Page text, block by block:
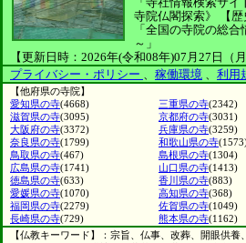
寺院仏閣探索》
【
「全国の寺院の総
～」
【更新日時：2026年(令和08年)07月27日（
プライバシー・ポリシー 、 稼働環境 、 利用
【他府県の寺院】
愛知県の寺(4668) 三重県の寺(2342)
滋賀県の寺(3095) 京都府の寺(3031)
大阪府の寺(3372) 兵庫県の寺(3259)
奈良県の寺(1799) 和歌山県の寺
鳥取県の寺(467) 島根県の寺(1304)
広島県の寺(1741) 山口県の寺(1413)
徳島県の寺(633) 香川県の寺(883)
愛媛県の寺(1070) 高知県の寺(368)
福岡県の寺(2279) 佐賀県の寺(1049)
長崎県の寺(729) 熊本県の寺(1162)
【仏教キーワード】：宗旨、仏事、改葬、開眼供養